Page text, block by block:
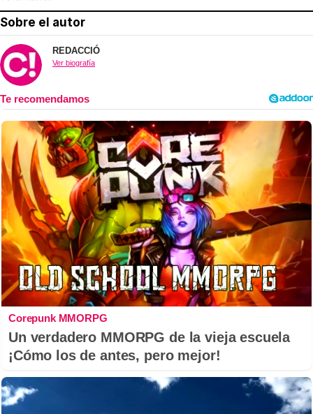
Sobre el autor
REDACCIÓ
Ver biografía
Corepunk MMORPG
Un verdadero MMORPG de la vieja escuela
¡Cómo los de antes, pero mejor!